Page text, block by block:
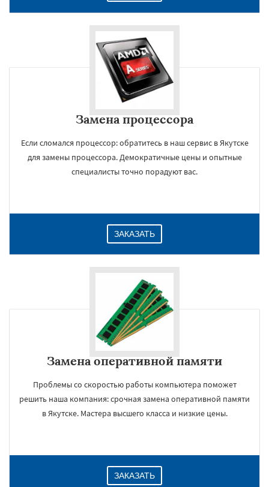
Замена процессора
Если сломался процессор: обратитесь в наш сервис в Якутске
для замены процессора. Демократичные цены и опытные
специалисты точно порадуют вас.
ЗАКАЗАТЬ
Замена оперативной памяти
Проблемы со скоростью работы компьютера поможет
решить наша компания: срочная замена оперативной памяти
в Якутске. Мастера высшего класса и низкие цены.
ЗАКАЗАТЬ